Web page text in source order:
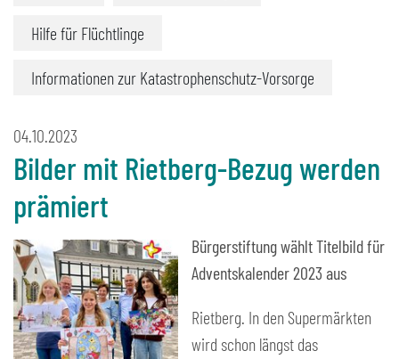
Hilfe für Flüchtlinge
Informationen zur Katastrophenschutz-Vorsorge
04.10.2023
Bilder mit Rietberg-Bezug werden
prämiert
Bürgerstiftung wählt Titelbild für
Adventskalender 2023 aus
Rietberg. In den Supermärkten
wird schon längst das